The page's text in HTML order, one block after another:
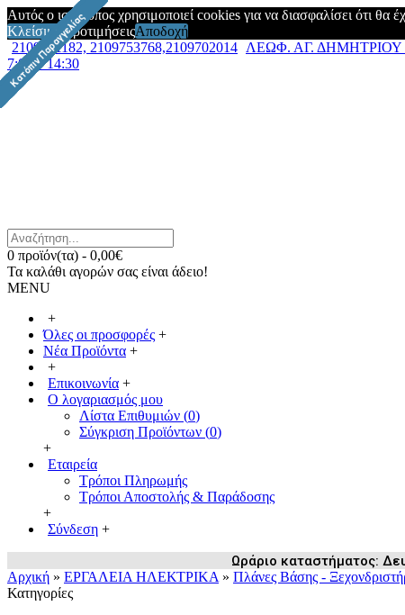
Αυτός ο ιστότοπος χρησιμοποιεί cookies για να διασφαλίσει ότι θα
ΚλείσιμοΠροτιμήσειςΑποδοχή
2109751182, 2109753768,2109702014 ΛΕΩΦ. ΑΓ. ΔΗΜΗΤΡΙΟΥ 7,
7:00 – 14:30
0 προϊόν(τα) - 0,00€
Τα καλάθι αγορών σας είναι άδειο!
MENU
+
Όλες οι προσφορές +
Νέα Προϊόντα +
+
Επικοινωνία +
Ο λογαριασμός μου
Λίστα Επιθυμιών (0)
Σύγκριση Προϊόντων (0)
+
Εταιρεία
Τρόποι Πληρωμής
Τρόποι Αποστολής & Παράδοσης
+
Σύνδεση +
Ωράριο καταστήματος:
Αρχική » ΕΡΓΑΛΕΙΑ ΗΛΕΚΤΡΙΚΑ » Πλάνες Βάσης -
Κατηγορίες